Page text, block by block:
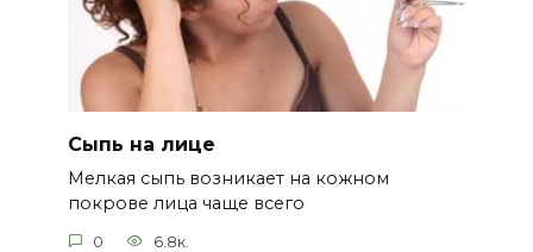
Сыпь на лице
Мелкая сыпь возникает на кожном
покрове лица чаще всего
0 6.8к.